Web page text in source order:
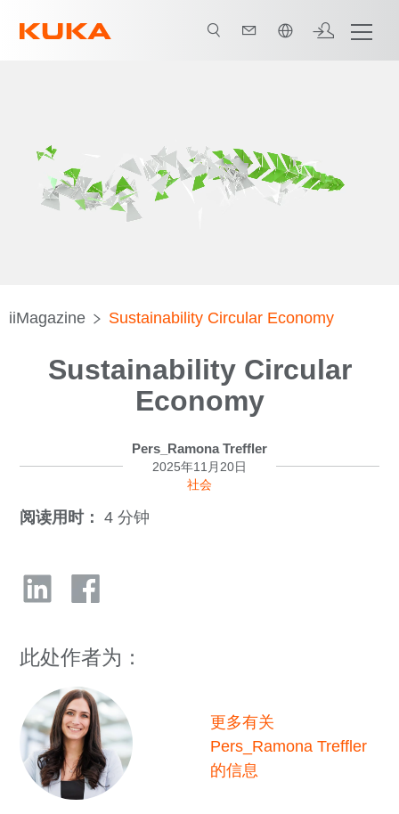
中文 / Chinese
iiMagazine Sustainability Circular Economy
Sustainability Circular
Economy
Pers_Ramona Treffler
2025年11月20日
社会
阅读用时： 4 分钟
此处作者为：
更多有关
Pers_Ramona Treffler
的信息